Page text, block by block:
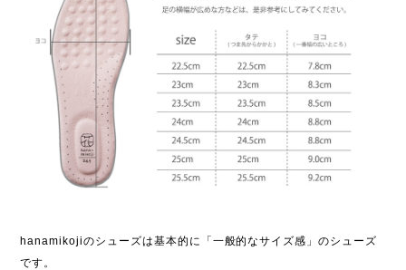
hanamikojiのシューズは基本的に「一般的なサイズ感」のシューズ
です。